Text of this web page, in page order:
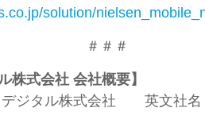
solution/
＃＃＃
株式会社 会社概要】
デジタル株式会社 英文社